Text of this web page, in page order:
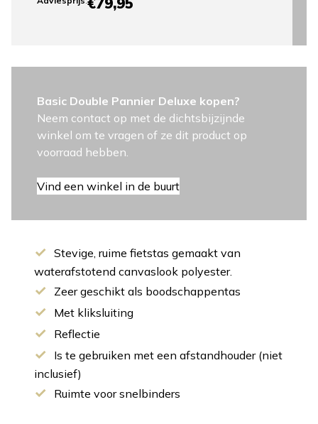
Basic Double Pannier Deluxe kopen?
Neem contact op met de dichtsbijzijnde
winkel om te vragen of ze dit product op
voorraad hebben.
Vind een winkel in de buurt
Stevige, ruime fietstas gemaakt van
waterafstotend canvaslook polyester.
Zeer geschikt als boodschappentas
Met kliksluiting
Reflectie
Is te gebruiken met een afstandhouder (niet
inclusief)
Ruimte voor snelbinders